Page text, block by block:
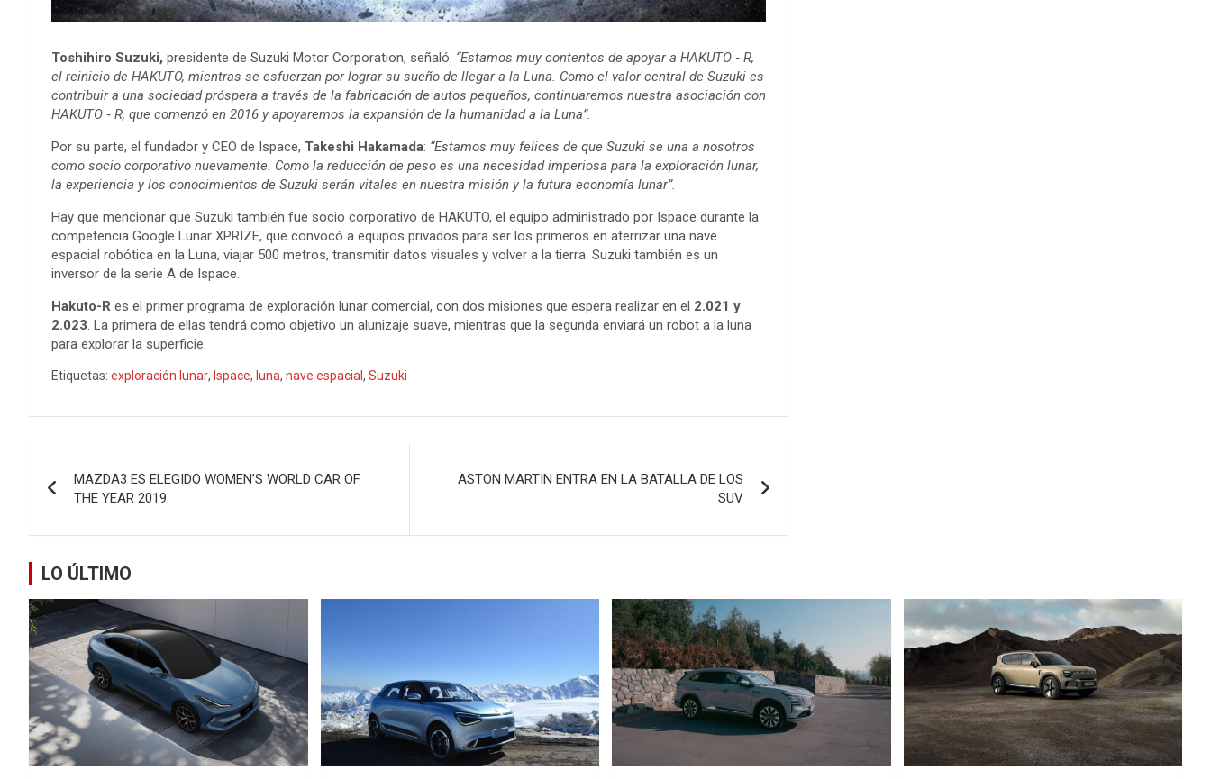
Toshihiro Suzuki, presidente de Suzuki Motor Corporation, señaló: “Estamos muy contentos de apoyar a HAKUTO ‐ R,
el reinicio de HAKUTO, mientras se esfuerzan por lograr su sueño de llegar a la Luna. Como el valor central de Suzuki es
contribuir a una sociedad próspera a través de la fabricación de autos pequeños, continuaremos nuestra asociación con
HAKUTO ‐ R, que comenzó en 2016 y apoyaremos la expansión de la humanidad a la Luna”.
Por su parte, el fundador y CEO de Ispace, Takeshi Hakamada: “Estamos muy felices de que Suzuki se una a nosotros
como socio corporativo nuevamente. Como la reducción de peso es una necesidad imperiosa para la exploración lunar,
la experiencia y los conocimientos de Suzuki serán vitales en nuestra misión y la futura economía lunar”.
Hay que mencionar que Suzuki también fue socio corporativo de HAKUTO, el equipo administrado por Ispace durante la
competencia Google Lunar XPRIZE, que convocó a equipos privados para ser los primeros en aterrizar una nave
espacial robótica en la Luna, viajar 500 metros, transmitir datos visuales y volver a la tierra. Suzuki también es un
inversor de la serie A de Ispace.
Hakuto-R es el primer programa de exploración lunar comercial, con dos misiones que espera realizar en el 2.021 y
2.023. La primera de ellas tendrá como objetivo un alunizaje suave, mientras que la segunda enviará un robot a la luna
para explorar la superficie.
Etiquetas: exploración lunar, Ispace, luna, nave espacial, Suzuki
de
entradas
MAZDA3 ES ELEGIDO WOMEN’S WORLD CAR OF
THE YEAR 2019
ASTON MARTIN ENTRA EN LA BATALLA DE LOS
SUV
LO ÚLTIMO